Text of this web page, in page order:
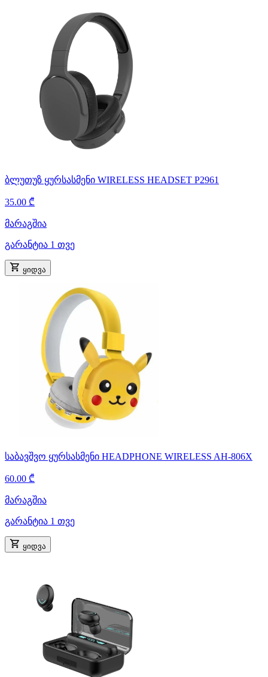
ბლუთუზ ყურსასმენი WIRELESS HEADSET P2961
35.00 ₾
მარაგშია
გარანტია 1 თვე
ყიდვა
საბავშვო ყურსასმენი HEADPHONE WIRELESS AH-806X
60.00 ₾
მარაგშია
გარანტია 1 თვე
ყიდვა